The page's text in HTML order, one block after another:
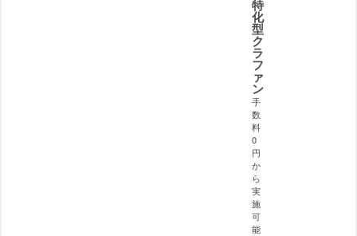
特
化
型
ク
ラ
フ
ァ
ン
手
数
料
0
円
か
ら
実
施
可
能